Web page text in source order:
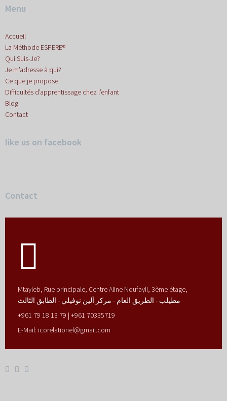
Menu
Accueil
La Méthode ESPERE®
Qui Suis-Je?
Je m’adresse à qui?
Ce que je propose
Difficultés d’apprentissage chez l’enfant
Blog
Contact
like us on facebook
Contact
Mtayleb, Rue principale, Centre Aline Noufayli, 3ème étage,
مطيلب - الطريق العام - مركز ألين نوفيلي - الطابق الثالث
+961 79 18 13 79 | +961 70335719
E-Mail: icorelationel@gmail.com